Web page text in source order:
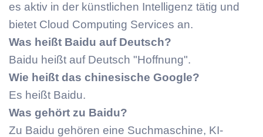
es aktiv in der künstlichen Intelligenz tätig und
bietet Cloud Computing Services an.
Was heißt Baidu auf Deutsch?
Baidu heißt auf Deutsch "Hoffnung".
Wie heißt das chinesische Google?
Es heißt Baidu.
Was gehört zu Baidu?
Zu Baidu gehören eine Suchmaschine, KI-